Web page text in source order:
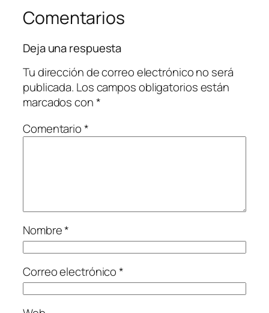
Comentarios
Deja una respuesta
Tu dirección de correo electrónico no será
publicada. Los campos obligatorios están
marcados con*
Comentario*
Nombre*
Correo electrónico*